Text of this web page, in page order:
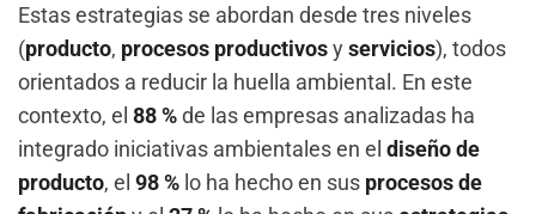
Estas estrategias se abordan desde tres niveles
(producto, procesos productivosyservicios), todos
orientados a reducir la huella ambiental. En este
contexto, el 88 %de las empresas analizadas ha
integrado iniciativas ambientales en el diseño de
producto, el 98 % lo ha hecho en sus procesos de